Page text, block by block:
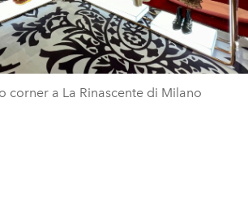
corner a La Rinascente di Milano